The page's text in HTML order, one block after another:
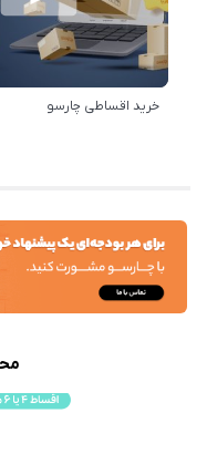
خرید اقساطی چارسو